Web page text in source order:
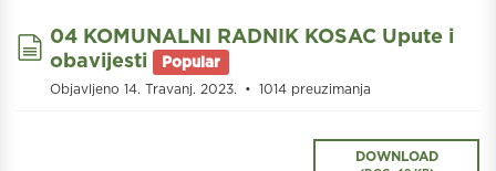
document
04 KOMUNALNI RADNIK KOSAC Upute i
obavijesti
Popular
Objavljeno 14. Travanj. 2023. 1014 preuzimanja
DOWNLOAD